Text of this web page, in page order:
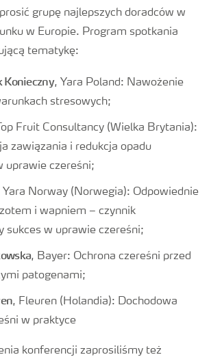
grupę najlepszych doradców w
w Europie. Program spotkania
tematykę:
Konieczny, Yara Poland: Nawożenie
stresowych;
Fruit Consultancy (Wielka Brytania):
zawiązania i redukcja opadu
uprawie czereśni;
Yara Norway (Norwegia): Odpowiednie
i wapniem – czynnik
sukces w uprawie czereśni;
, Bayer: Ochrona czereśni przed
patogenami;
, Fleuren (Holandia): Dochodowa
w praktyce
konferencji zaprosiliśmy też